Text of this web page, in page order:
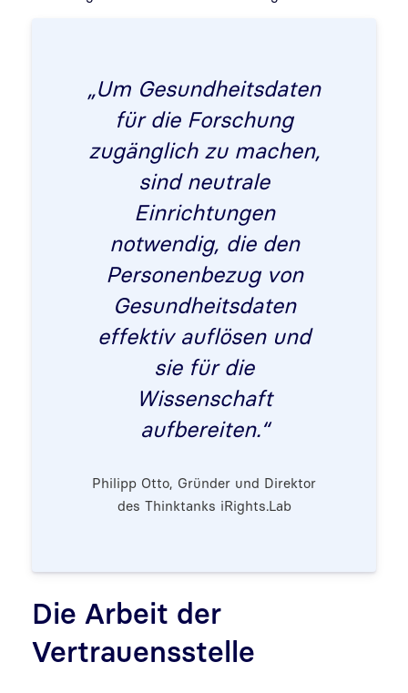
„Um Gesundheitsdaten
für die Forschung
zugänglich zu machen,
sind neutrale
Einrichtungen
notwendig, die den
Personenbezug von
Gesundheitsdaten
effektiv auflösen und
sie für die
Wissenschaft
aufbereiten.“
Philipp Otto, Gründer und Direktor
des Thinktanks iRights.Lab
Die Arbeit der
Vertrauensstelle